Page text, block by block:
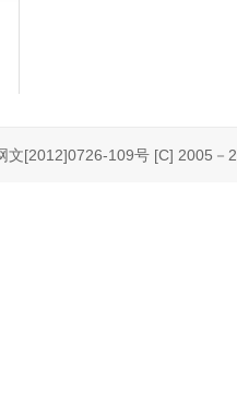
109号 [C] 2005－